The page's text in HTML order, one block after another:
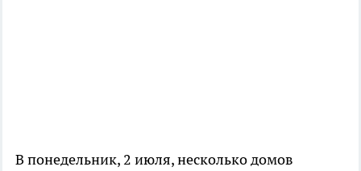
В понедельник, 2 июля, несколько домов